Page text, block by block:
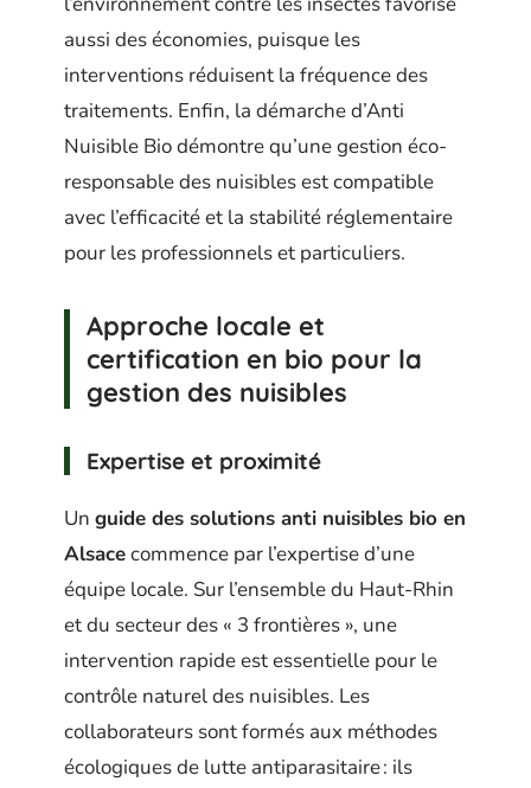
aussi des économies, puisque les
interventions réduisent la fréquence des
traitements. Enfin, la démarche d’Anti
Nuisible Bio démontre qu’une gestion éco-
responsable des nuisibles est compatible
avec l’efficacité et la stabilité réglementaire
pour les professionnels et particuliers.
Approche locale et
certification en bio pour la
gestion des nuisibles
Expertise et proximité
Un guide des solutions anti nuisibles bio en
Alsacecommence par l’expertise d’une
équipe locale. Sur l’ensemble du Haut-Rhin
et du secteur des « 3 frontières », une
intervention rapide est essentielle pour le
contrôle naturel des nuisibles. Les
collaborateurs sont formés aux méthodes
écologiques de lutte antiparasitaire : ils